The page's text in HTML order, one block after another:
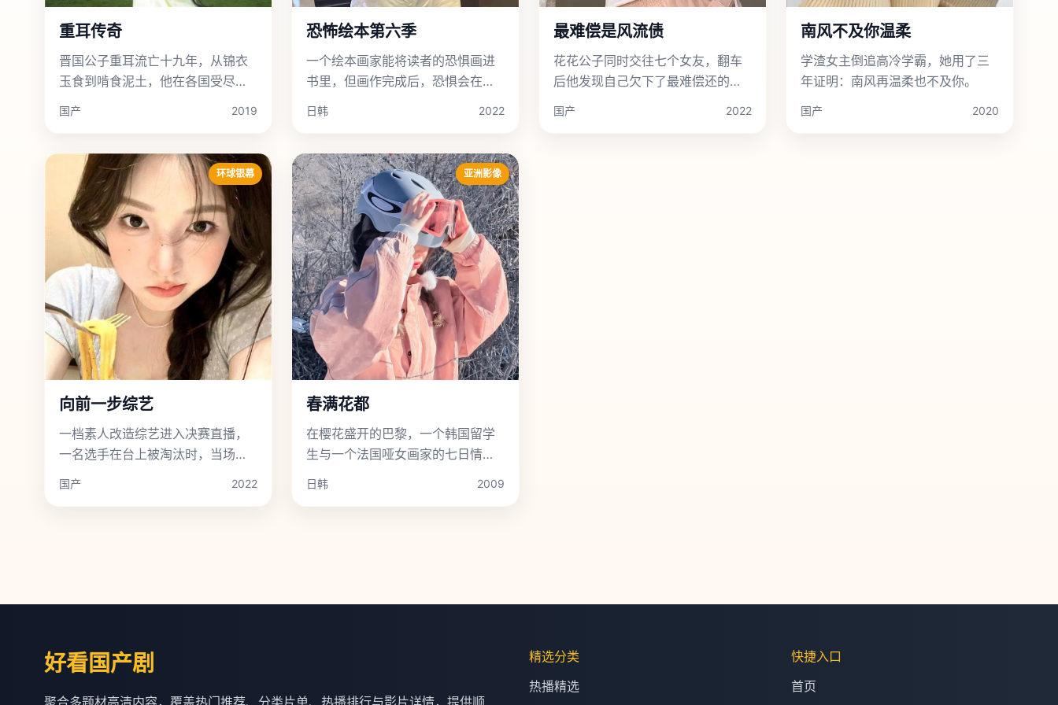
重耳传奇
晋国公子重耳流亡十九年，从锦衣
玉食到啃食泥土，他在各国受尽屈
辱，却暗中画下了一幅统一天下的
国产 2019
恐怖绘本第六季
一个绘本画家能将读者的恐惧画进
书里，但画作完成后，恐惧会在现
实中具象化并反噬画家自身。
日韩 2022
最难偿是风流债
花花公子同时交往七个女友，翻车
后他发现自己欠下了最难偿还的情
债。
国产 2022
南风不及你温柔
学渣女主倒追高冷学霸，她用了三
年证明：南风再温柔也不及你。
国产 2020
环球银幕
向前一步综艺
一档素人改造综艺进入决赛直播，
一名选手在台上被淘汰时，当场掏
出一把真枪。
国产 2022
亚洲影像
春满花都
在樱花盛开的巴黎，一个韩国留学
生与一个法国哑女画家的七日情
缘。
日韩 2009
好看国产剧
聚合多题材高清内容，覆盖热门推荐、分类片单、热播排行与影片详情，提供顺
精选分类
热播精选
快捷入口
首页